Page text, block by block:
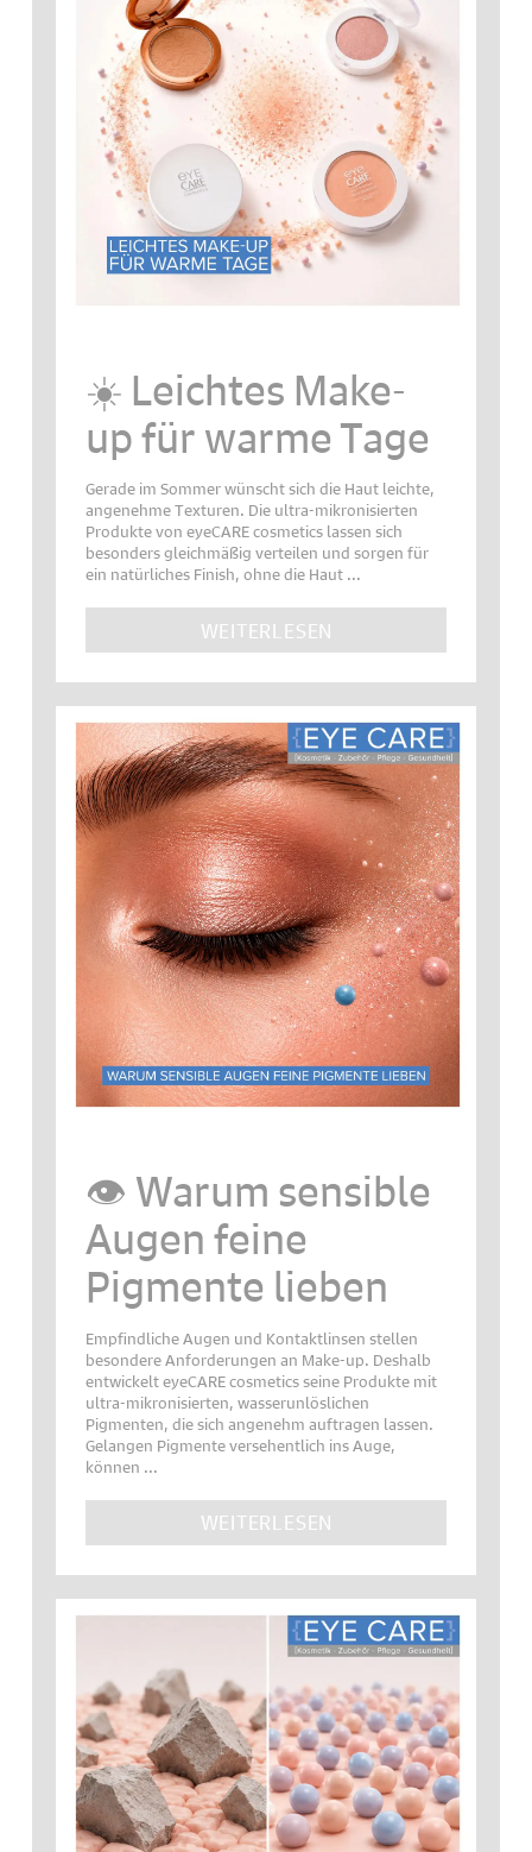
☀️ Leichtes Make-
up für warme Tage
Gerade im Sommer wünscht sich die Haut leichte,
angenehme Texturen. Die ultra-mikronisierten
Produkte von eyeCARE cosmetics lassen sich
besonders gleichmäßig verteilen und sorgen für
ein natürliches Finish, ohne die Haut ...
WEITERLESEN
👁️ Warum sensible
Augen feine
Pigmente lieben
Empfindliche Augen und Kontaktlinsen stellen
besondere Anforderungen an Make-up. Deshalb
entwickelt eyeCARE cosmetics seine Produkte mit
ultra-mikronisierten, wasserunlöslichen
Pigmenten, die sich angenehm auftragen lassen.
Gelangen Pigmente versehentlich ins Auge,
können ...
WEITERLESEN